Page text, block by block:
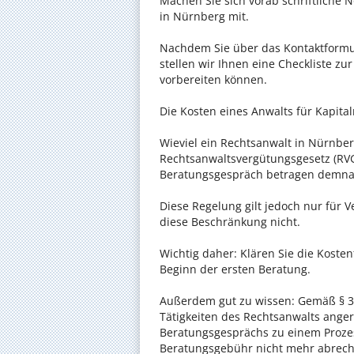
in Nürnberg mit.
Nachdem Sie über das
stellen wir Ihnen eine Checkliste
vorbereiten können.
Die Kosten eines Anwalts für
Wieviel ein Rechtsanwalt in
Rechtsanwaltsvergütungsgesetz
Beratungsgespräch betragen
Diese Regelung gilt jedoch nur für
diese Beschränkung nicht.
Wichtig daher: Klären Sie die
Beginn der ersten Beratung.
Außerdem gut zu wissen: Gemäß §
Tätigkeiten des Rechtsanwalts
Beratungsgesprächs zu einem
Beratungsgebühr nicht mehr